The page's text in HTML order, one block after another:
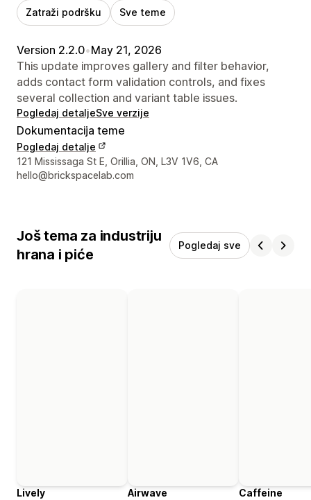
Zatraži podršku Sve teme
Version 2.2.0•May 21, 2026
This update improves gallery and filter behavior,
adds contact form validation controls, and fixes
several collection and variant table issues.
Pogledaj detaljeSve verzije
Dokumentacija teme
Pogledaj detalje
Podaci za kontakt dizajnera
121 Mississaga St E, Orillia, ON, L3V 1V6, CA
hello@brickspacelab.com
Još tema za industriju
hrana i piće
Pogledaj sve
Lively
Airwave
Caffeine